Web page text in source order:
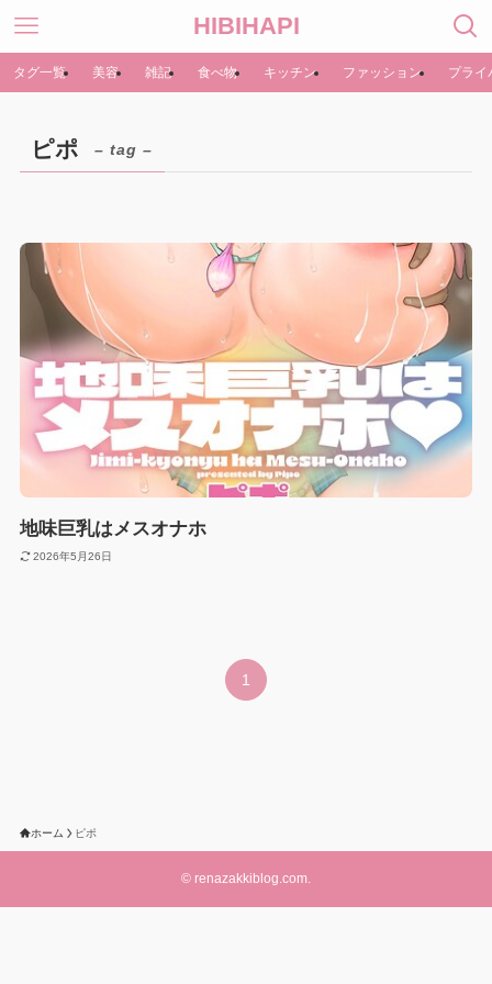
HIBIHAPI
タグ一覧 美容 雑記 食べ物 キッチン ファッション プライ
ピポ – tag –
地味巨乳はメスオナホ
2026年5月26日
1
ホーム ピポ
© renazakkiblog.com.